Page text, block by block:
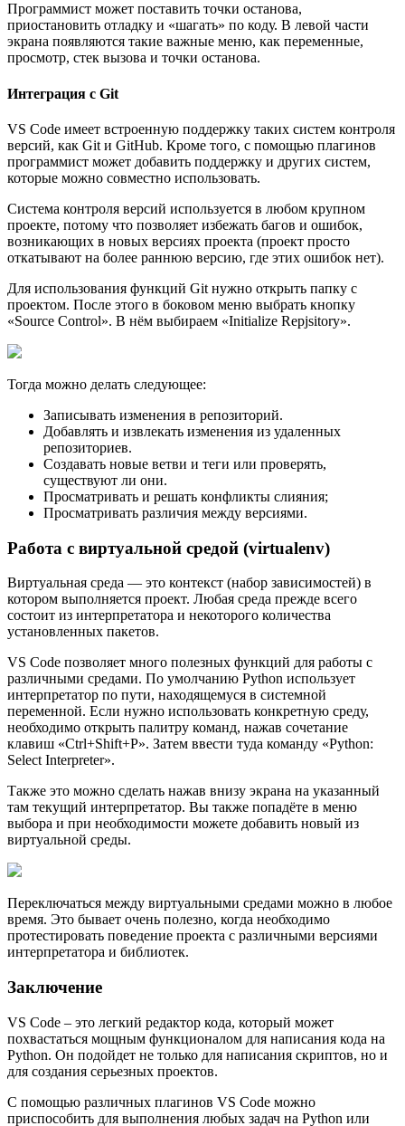
Программист может поставить точки останова,
приостановить отладку и «шагать» по коду. В левой части
экрана появляются такие важные меню, как переменные,
просмотр, стек вызова и точки останова.
Интеграция с Git
VS Code имеет встроенную поддержку таких систем контроля
версий, как Git и GitHub. Кроме того, с помощью плагинов
программист может добавить поддержку и других систем,
которые можно совместно использовать.
Система контроля версий используется в любом крупном
проекте, потому что позволяет избежать багов и ошибок,
возникающих в новых версиях проекта (проект просто
откатывают на более раннюю версию, где этих ошибок нет).
Для использования функций Git нужно открыть папку с
проектом. После этого в боковом меню выбрать кнопку
«Source Control». В нём выбираем «Initialize Repjsitory».
Тогда можно делать следующее:
Записывать изменения в репозиторий.
Добавлять и извлекать изменения из удаленных
репозиториев.
Создавать новые ветви и теги или проверять,
существуют ли они.
Просматривать и решать конфликты слияния;
Просматривать различия между версиями.
Работа с виртуальной средой (virtualenv)
Виртуальная среда — это контекст (набор зависимостей) в
котором выполняется проект. Любая среда прежде всего
состоит из интерпретатора и некоторого количества
установленных пакетов.
VS Code позволяет много полезных функций для работы с
различными средами. По умолчанию Python использует
интерпретатор по пути, находящемуся в системной
переменной. Если нужно использовать конкретную среду,
необходимо открыть палитру команд, нажав сочетание
клавиш «Ctrl+Shift+P». Затем ввести туда команду «Python:
Select Interpreter».
Также это можно сделать нажав внизу экрана на указанный
там текущий интерпретатор. Вы также попадёте в меню
выбора и при необходимости можете добавить новый из
виртуальной среды.
Переключаться между виртуальными средами можно в любое
время. Это бывает очень полезно, когда необходимо
протестировать поведение проекта с различными версиями
интерпретатора и библиотек.
Заключение
VS Code – это легкий редактор кода, который может
похвастаться мощным функционалом для написания кода на
Python. Он подойдет не только для написания скриптов, но и
для создания серьезных проектов.
С помощью различных плагинов VS Code можно
приспособить для выполнения любых задач на Python или